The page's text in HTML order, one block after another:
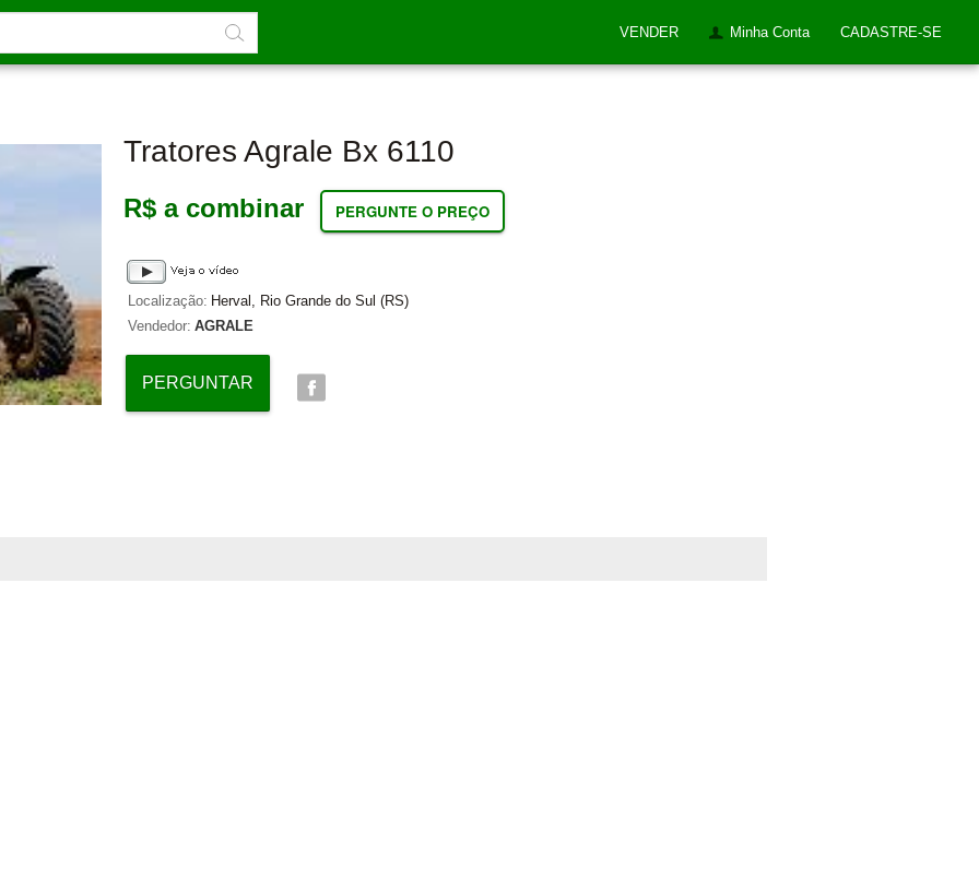
VENDER Minha Conta CADASTRE-SE
Tratores Agrale Bx 6110
R$ a combinar PERGUNTE O PREÇO
Localização: Herval, Rio Grande do Sul (RS)
Vendedor: AGRALE
PERGUNTAR